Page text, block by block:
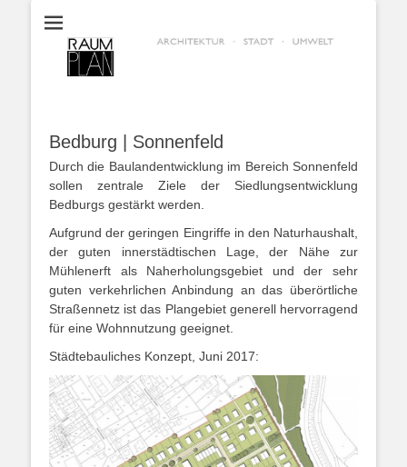
Bedburg | Sonnenfeld
Durch die Baulandentwicklung im Bereich Sonnenfeld
sollen zentrale Ziele der Siedlungsentwicklung
Bedburgs gestärkt werden.
Aufgrund der geringen Eingriffe in den Naturhaushalt,
der guten innerstädtischen Lage, der Nähe zur
Mühlenerft als Naherholungsgebiet und der sehr
guten verkehrlichen Anbindung an das überörtliche
Straßennetz ist das Plangebiet generell hervorragend
für eine Wohnnutzung geeignet.
Städtebauliches Konzept, Juni 2017: